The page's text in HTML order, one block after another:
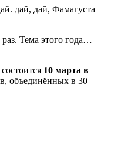
дай, дай, Фамагуста
Тема этого года…
10 марта в
объединённых в 30